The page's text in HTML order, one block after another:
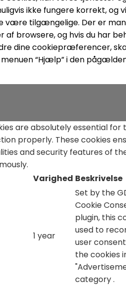
ikke fungere korrekt, og
være tilgængelige. Der er
af browsere, og hvis du har
dine cookiepræferencer,
“Hjælp” i den
are absolutely essential for
properly. These cookies
and security features of
Varighed Beskrivelse
1 year
Set by the
Cookie
plugin, this
used to
user
the cookies
category .